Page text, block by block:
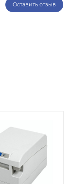
Оставить отзыв